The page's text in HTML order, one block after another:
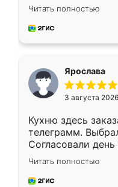
короткие сроки
для замера
предложил по
Читать полностью
Ярослава
3 августа 2026
Кухню здесь
телеграмм.
Согласовали
недели кухня
довольны
мебель за
Читать полностью